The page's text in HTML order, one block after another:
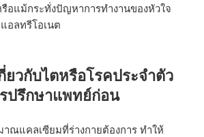
อแม้กระทั่งปัญหาการทำงานของหัวใจ
อลทรีโอเนต
วกับไตหรือโรคประจำตัว
ปรึกษาแพทย์ก่อน
าณแคลเซียมที่ร่างกายต้องการ ทำให้